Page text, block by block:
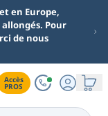
en Europe,
Pour
de nous
Accès
PROS